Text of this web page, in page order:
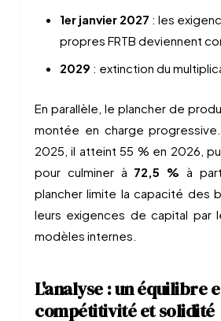
1er janvier 2027 : les
propres FRTB deviennent
2029 : extinction du
En parallèle, le plancher de
montée en charge
2025, il atteint 55 % en 2026,
pour culminer à 72,5 % à
plancher limite la capacité des
leurs exigences de capital par
modèles internes.
L'analyse : un équilibre
compétitivité et solidité